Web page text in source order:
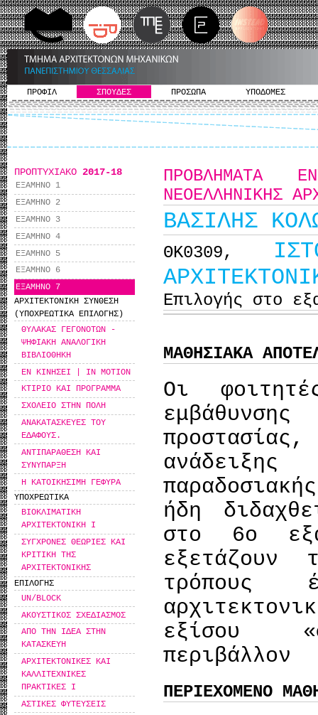
ΠΡΟΦΙΛ ΣΠΟΥΔΕΣ ΠΡΟΣΩΠΑ ΥΠΟΔΟΜΕΣ
ΠΡΟΠΤΥΧΙΑΚΟ 2017-18
ΕΞΑΜΗΝΟ 1
ΕΞΑΜΗΝΟ 2
ΕΞΑΜΗΝΟ 3
ΕΞΑΜΗΝΟ 4
ΕΞΑΜΗΝΟ 5
ΕΞΑΜΗΝΟ 6
ΕΞΑΜΗΝΟ 7
ΑΡΧΙΤΕΚΤΟΝΙΚΗ ΣΥΝΘΕΣΗ
(ΥΠΟΧΡΕΩΤΙΚΑ ΕΠΙΛΟΓΗΣ)
ΘΥΛΑΚΑΣ ΓΕΓΟΝΟΤΩΝ -
ΨΗΦΙΑΚΗ ΑΝΑΛΟΓΙΚΗ
ΒΙΒΛΙΟΘΗΚΗ
ΕΝ ΚΙΝΗΣΕΙ | IN MOTION
ΚΤΙΡΙΟ ΚΑΙ ΠΡΟΓΡΑΜΜΑ
ΣΧΟΛΕΙΟ ΣΤΗΝ ΠΟΛΗ
ΑΝΑΚΑΤΑΣΚΕΥΕΣ ΤΟΥ
ΕΔΑΦΟΥΣ.
ΑΝΤΙΠΑΡΑΘΕΣΗ ΚΑΙ
ΣΥΝΥΠΑΡΞΗ
Η ΚΑΤΟΙΚΗΣΙΜΗ ΓΕΦΥΡΑ
ΥΠΟΧΡΕΩΤΙΚΑ
ΒΙΟΚΛΙΜΑΤΙΚΗ
ΑΡΧΙΤΕΚΤΟΝΙΚΗ Ι
ΣΥΓΧΡΟΝΕΣ ΘΕΩΡΙΕΣ ΚΑΙ
ΚΡΙΤΙΚΗ ΤΗΣ
ΑΡΧΙΤΕΚΤΟΝΙΚΗΣ
ΕΠΙΛΟΓΗΣ
UN/BLOCK
ΑΚΟΥΣΤΙΚΟΣ ΣΧΕΔΙΑΣΜΟΣ
ΑΠΟ ΤΗΝ ΙΔΕΑ ΣΤΗΝ
ΚΑΤΑΣΚΕΥΗ
ΑΡΧΙΤΕΚΤΟΝΙΚΕΣ ΚΑΙ
ΚΑΛΛΙΤΕΧΝΙΚΕΣ
ΠΡΑΚΤΙΚΕΣ Ι
ΑΣΤΙΚΕΣ ΦΥΤΕΥΣΕΙΣ
ΠΡΟΒΛΗΜΑΤΑ
ΝΕΟΕΛΛΗΝΙΚΗΣ
ΒΑΣΙΛΗΣ
ΘΚ0309,
Επιλογής στο
ΜΑΘΗΣΙΑΚΑ
Οι
ήδη
στο 6ο
εξετάζουν
τρόπους
εξίσου
περιβάλλον
ΠΕΡΙΕΧΟΜΕΝΟ